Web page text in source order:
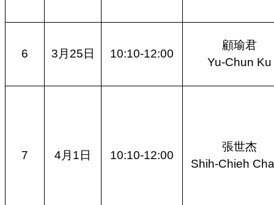
6 3月25日 10:10-12:00
顧瑜君
Yu-Chun Ku
7 4月1日 10:10-12:00
張世杰
Shih-Chieh